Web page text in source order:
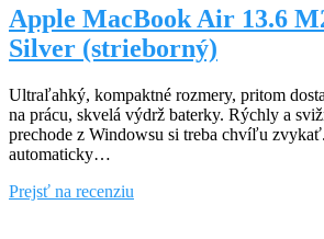
Advanced
Illuminated
SK/CZ,
Apple MacBook Air 13.6
Silver (strieborný)
Ultraľahký, kompaktné rozmery, pritom
na prácu, skvelá výdrž baterky. Rýchly a
prechode z Windowsu si treba chvíľu
automaticky…
Prejsť na recenziu